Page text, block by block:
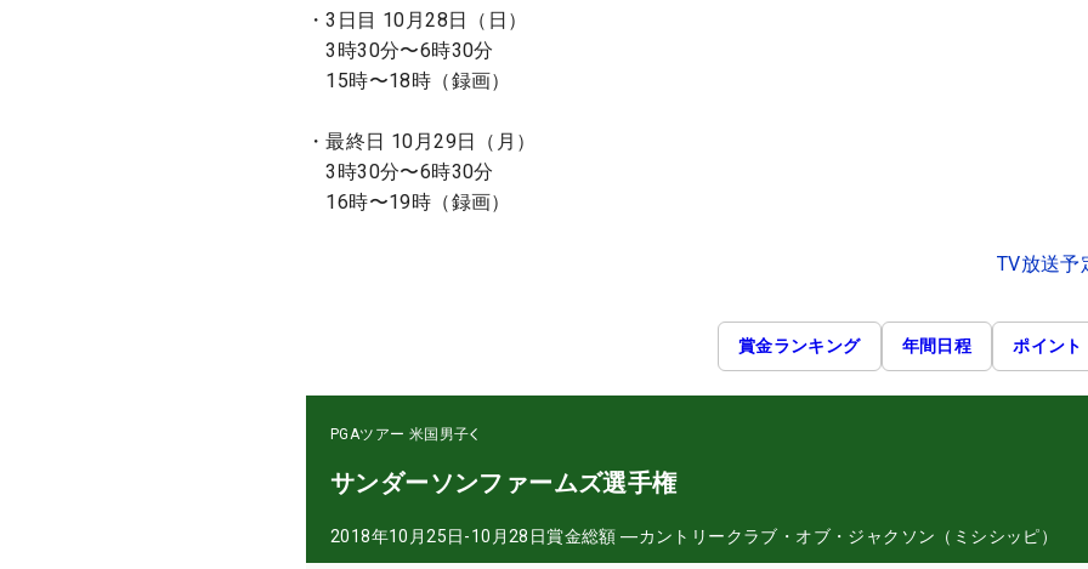
・3日目 10月28日（日）
3時30分〜6時30分
15時〜18時（録画）
・最終日 10月29日（月）
3時30分〜6時30分
16時〜19時（録画）
TV放送予
賞金ランキング 年間日程 ポイント
PGAツアー 米国男子
サンダーソンファームズ選手権
2018年10月25日-10月28日賞金総額 ―カントリークラブ・オブ・ジャクソン（ミシシッピ）